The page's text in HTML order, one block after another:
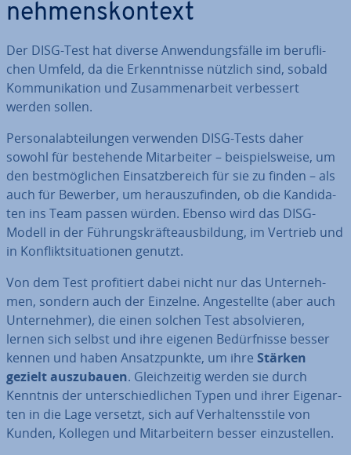
neh­mens­kon­text
Der DISG-Test hat diverse An­wen­dungs­fäl­le im be­ruf­li­
chen Umfeld, da die Er­kennt­nis­se nützlich sind, sobald
Kom­mu­ni­ka­ti­on und Zu­sam­men­ar­beit ver­bes­sert
werden sollen.
Per­so­nal­ab­tei­lun­gen verwenden DISG-Tests daher
sowohl für be­stehen­de Mit­ar­bei­ter – bei­spiels­wei­se, um
den best­mög­li­chen Ein­satz­be­reich für sie zu finden – als
auch für Bewerber, um her­aus­zu­fin­den, ob die Kan­di­da­
ten ins Team passen würden. Ebenso wird das DISG-
Modell in der Füh­rungs­kräf­te­aus­bil­dung, im Vertrieb und
in Kon­flikt­si­tua­tio­nen genutzt.
Von dem Test pro­fi­tiert dabei nicht nur das Un­ter­neh­
men, sondern auch der Einzelne. An­ge­stell­te (aber auch
Un­ter­neh­mer), die einen solchen Test ab­sol­vie­ren,
lernen sich selbst und ihre eigenen Be­dürf­nis­se besser
kennen und haben An­satz­punk­te, um ihre Stärken
gezielt aus­zu­bau­en. Gleich­zei­tig werden sie durch
Kenntnis der un­ter­schied­li­chen Typen und ihrer Ei­gen­ar­
ten in die Lage versetzt, sich auf Ver­hal­tens­sti­le von
Kunden, Kollegen und Mit­ar­bei­tern besser ein­zu­stel­len.